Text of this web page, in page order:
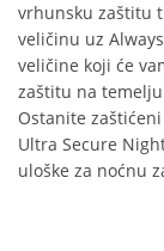
vrhunsku zaštitu
veličinu uz
veličine koji će
zaštitu na
Ostanite
Ultra Secure
uloške za noćnu